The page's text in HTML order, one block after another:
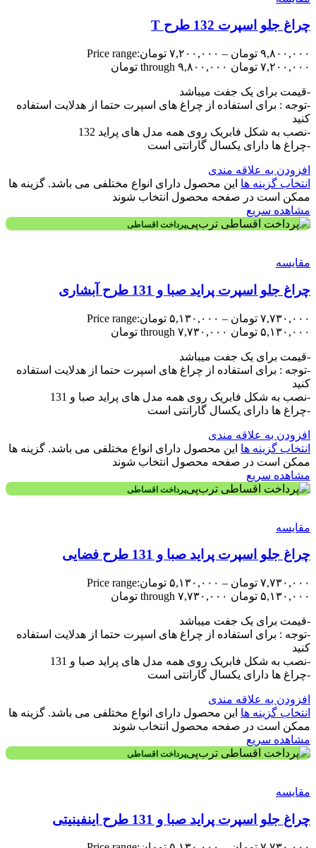
چراغ جلو اسپرت 132 طرح T
۹,۸۰۰,۰۰۰ تومان – ۷,۲۰۰,۰۰۰ تومانPrice range:
۷,۲۰۰,۰۰۰ تومان through ۹,۸۰۰,۰۰۰ تومان
-قیمت برای یک جفت میباشد
-توجه : برای استفاده از چراغ های اسپرت حتما از هدلایت استفاده
کنید
-نصب به شکل فابریک روی همه مدل های پراید 132
-چراغ ها دارای یکسال گارانتی است
افزودن به علاقه مندی
انتخاب گزینه ها این محصول دارای انواع مختلفی می باشد. گزینه ها
ممکن است در صفحه محصول انتخاب شوند
مشاهده سریع
پرداخت اقساطی
مقایسه
چراغ جلو اسپرت پراید صبا و 131 طرح آبشاری
۷,۷۳۰,۰۰۰ تومان – ۵,۱۳۰,۰۰۰ تومانPrice range:
۵,۱۳۰,۰۰۰ تومان through ۷,۷۳۰,۰۰۰ تومان
-قیمت برای یک جفت میباشد
-توجه : برای استفاده از چراغ های اسپرت حتما از هدلایت استفاده
کنید
-نصب به شکل فابریک روی همه مدل های پراید صبا و 131
-چراغ ها دارای یکسال گارانتی است
افزودن به علاقه مندی
انتخاب گزینه ها این محصول دارای انواع مختلفی می باشد. گزینه ها
ممکن است در صفحه محصول انتخاب شوند
مشاهده سریع
پرداخت اقساطی
مقایسه
چراغ جلو اسپرت پراید صبا و 131 طرح فضایی
۷,۷۳۰,۰۰۰ تومان – ۵,۱۳۰,۰۰۰ تومانPrice range:
۵,۱۳۰,۰۰۰ تومان through ۷,۷۳۰,۰۰۰ تومان
-قیمت برای یک جفت میباشد
-توجه : برای استفاده از چراغ های اسپرت حتما از هدلایت استفاده
کنید
-نصب به شکل فابریک روی همه مدل های پراید صبا و 131
-چراغ ها دارای یکسال گارانتی است
افزودن به علاقه مندی
انتخاب گزینه ها این محصول دارای انواع مختلفی می باشد. گزینه ها
ممکن است در صفحه محصول انتخاب شوند
مشاهده سریع
پرداخت اقساطی
مقایسه
چراغ جلو اسپرت پراید صبا و 131 طرح اینفینیتی